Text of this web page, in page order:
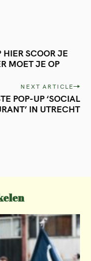
SCOOR JE
MOET JE OP
NEXT ARTICLE
POP-UP ‘SOCIAL
IN UTRECHT